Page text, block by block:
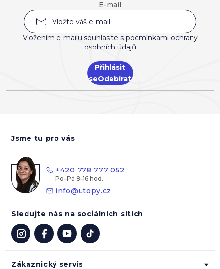
E-mail
Vložením e-mailu souhlasíte s podmínkami ochrany
osobních údajů
Přihlásit
se
Zákaznický servis
Jsme tu pro vás
+420 778 777 052
info@utopy.cz
Sledujte nás na sociálních sítích